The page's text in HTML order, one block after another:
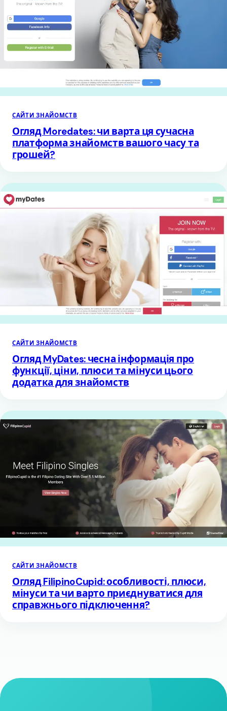
САЙТИ ЗНАЙОМСТВ
Огляд Moredates: чи варта ця сучасна
платформа знайомств вашого часу та
грошей?
САЙТИ ЗНАЙОМСТВ
Огляд MyDates: чесна інформація про
функції, ціни, плюси та мінуси цього
додатка для знайомств
САЙТИ ЗНАЙОМСТВ
Огляд FilipinoCupid: особливості, плюси,
мінуси та чи варто приєднуватися для
справжнього підключення?